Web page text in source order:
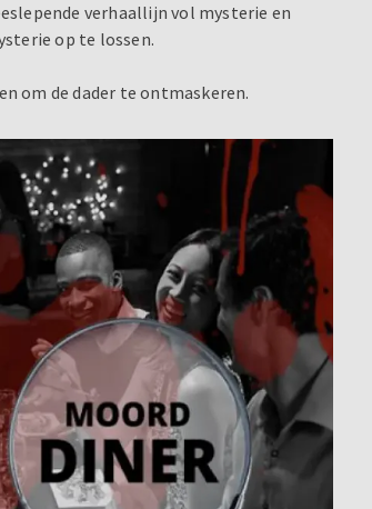
verhaallijn vol mysterie en
op te lossen.
om de dader te ontmaskeren.